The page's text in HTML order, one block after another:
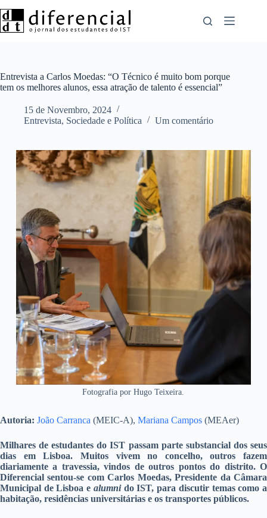
para
o
Entrevista a Carlos Moedas: “O Técnico é muito bom porque
tem os melhores alunos, essa atração de talento é essencial”
15 de Novembro, 2024
Entrevista, Sociedade e Política Um comentário
Fotografia por Hugo Teixeira.
Autoria: João Carranca (MEIC-A), Mariana Campos (MEAer)
Milhares de estudantes do IST passam parte substancial dos seus
dias em Lisboa. Muitos vivem no concelho, outros fazem
diariamente a travessia, vindos de outros pontos do distrito. O
Diferencial sentou-se com Carlos Moedas, Presidente da Câmara
Municipal de Lisboa e alumnido IST, para discutir temas como a
habitação, residências universitárias e os transportes públicos.